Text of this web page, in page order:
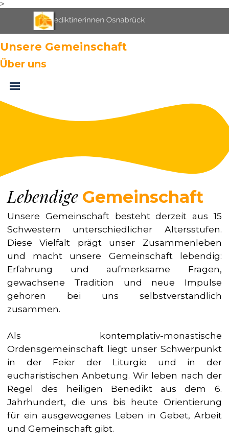
>
Direkt zum Seiteninhalt
Menü überspringen
Unsere Gemeinschaft
Über uns
Menü überspringen
Lebendige Gemeinschaft
Unsere Gemeinschaft besteht derzeit aus 15
Schwestern unterschiedlicher Altersstufen.
Diese Vielfalt prägt unser Zusammenleben
und macht unsere Gemeinschaft lebendig:
Erfahrung und aufmerksame Fragen,
gewachsene Tradition und neue Impulse
gehören bei uns selbstverständlich
zusammen.
Als kontemplativ-monastische
Ordensgemeinschaft liegt unser Schwerpunkt
in der Feier der Liturgie und in der
eucharistischen Anbetung. Wir leben nach der
Regel des heiligen Benedikt aus dem 6.
Jahrhundert, die uns bis heute Orientierung
für ein ausgewogenes Leben in Gebet, Arbeit
und Gemeinschaft gibt.